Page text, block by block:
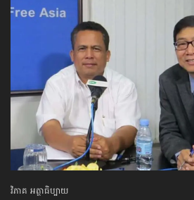
វិភាគ អត្ថាធិប្បាយ